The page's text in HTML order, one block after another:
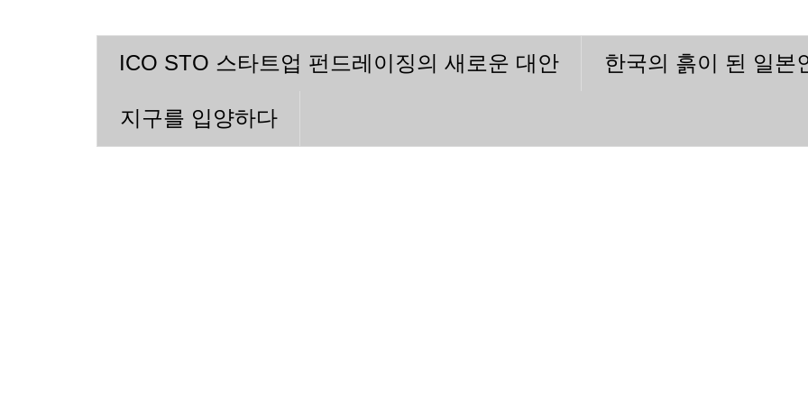
ICO STO 스타트업 펀드레이징의 새로운 대안 한국의 흙이 된 일본
지구를 입양하다